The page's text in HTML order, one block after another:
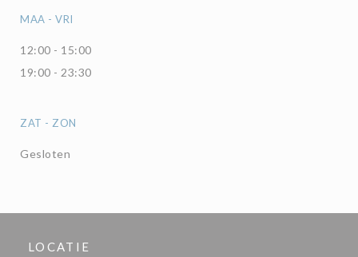
MAA - VRI
12:00 - 15:00
19:00 - 23:30
ZAT - ZON
Gesloten
LOCATIE